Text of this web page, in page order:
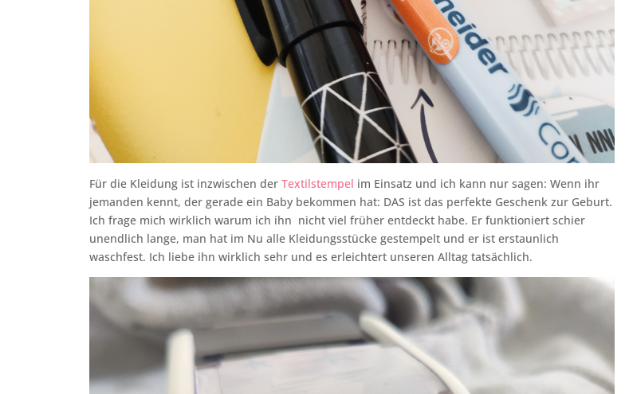
Für die Kleidung ist inzwischen der Textilstempel im Einsatz und ich kann nur sagen: Wenn ihr
jemanden kennt, der gerade ein Baby bekommen hat: DAS ist das perfekte Geschenk zur Geburt.
Ich frage mich wirklich warum ich ihn nicht viel früher entdeckt habe. Er funktioniert schier
unendlich lange, man hat im Nu alle Kleidungsstücke gestempelt und er ist erstaunlich
waschfest. Ich liebe ihn wirklich sehr und es erleichtert unseren Alltag tatsächlich.